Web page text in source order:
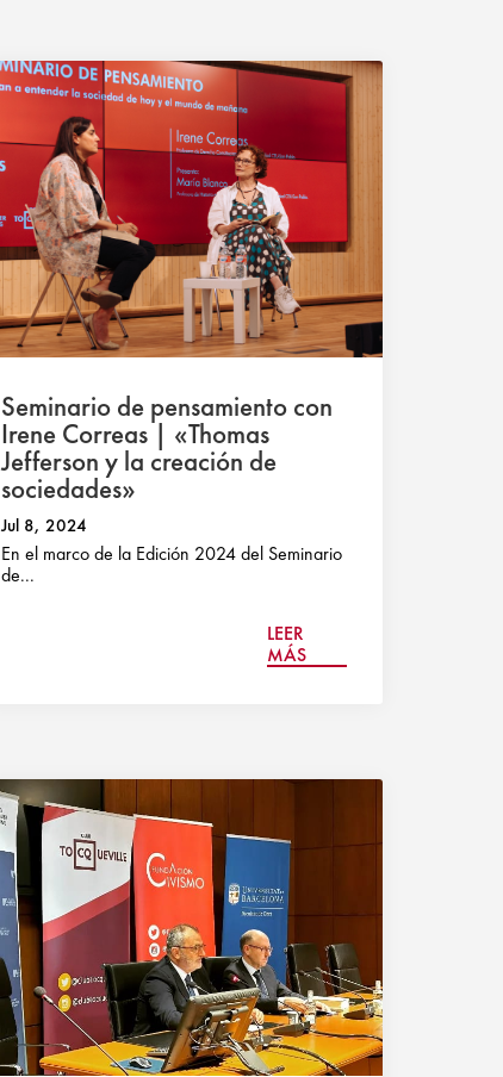
Seminario de pensamiento con
Irene Correas | «Thomas
Jefferson y la creación de
sociedades»
Jul 8, 2024
En el marco de la Edición 2024 del Seminario
de...
LEER
MÁS